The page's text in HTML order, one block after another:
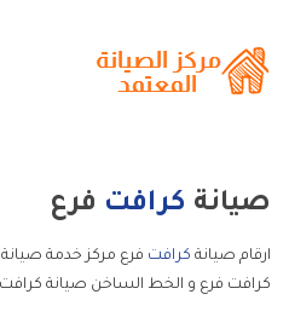
صيانة كرافت فرع
ارقام صيانة كرافت فرع مركز خدمة
كرافت فرع و الخط الساخن صيانة